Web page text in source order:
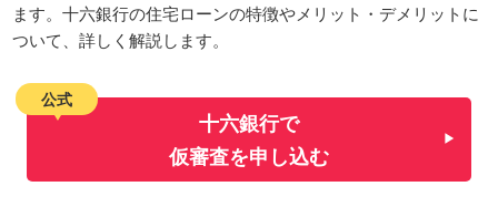
ます。十六銀行の住宅ローンの特徴やメリット・デメリットに
ついて、詳しく解説します。
公式
十六銀行で
仮審査を申し込む